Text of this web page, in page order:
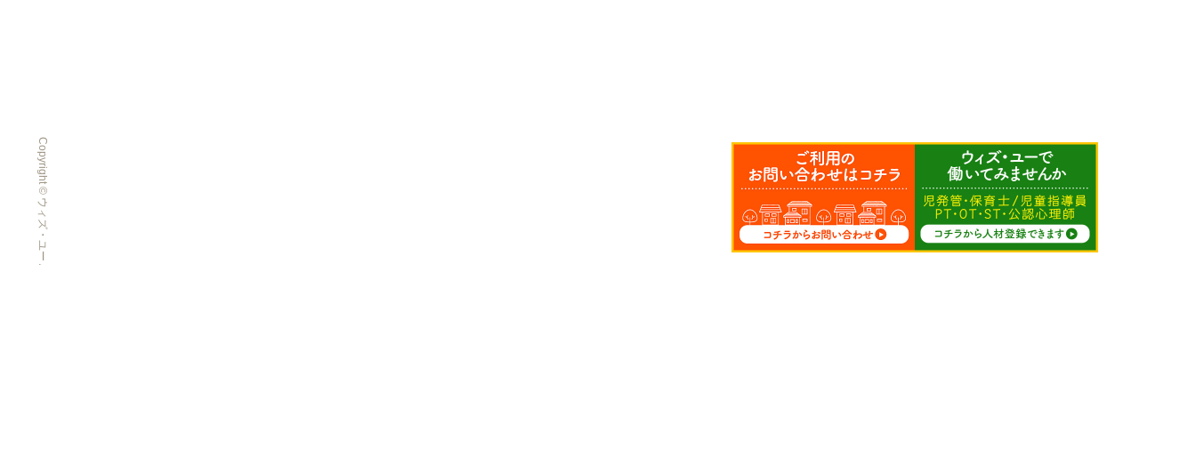
Copyright © ウィズ・ユー All Rights Reserved.